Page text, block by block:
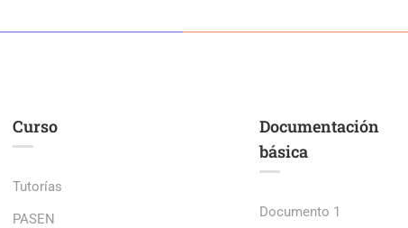
Curso
Tutorías
PASEN
Documentación
básica
Documento 1